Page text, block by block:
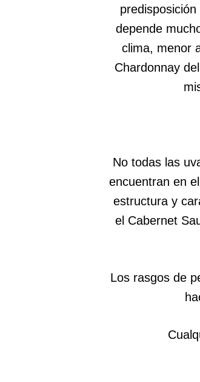
depende
clima, menor
Chardonnay
No todas las
encuentran en
estructura y
el Cabernet
Los rasgos de